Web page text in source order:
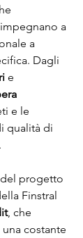
a
a
Dagli
e
e le
qualità di
progetto
Finstral
, che
costante